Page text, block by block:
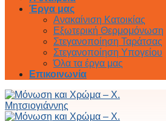
Έργα μας
Ανακαίνιση Κατοικίας
Εξωτερική Θερμομόνωση
Στεγανοποίηση Ταράτσας
Στεγανοποίηση Υπογείου
Όλα τα έργα μας
Επικοινωνία